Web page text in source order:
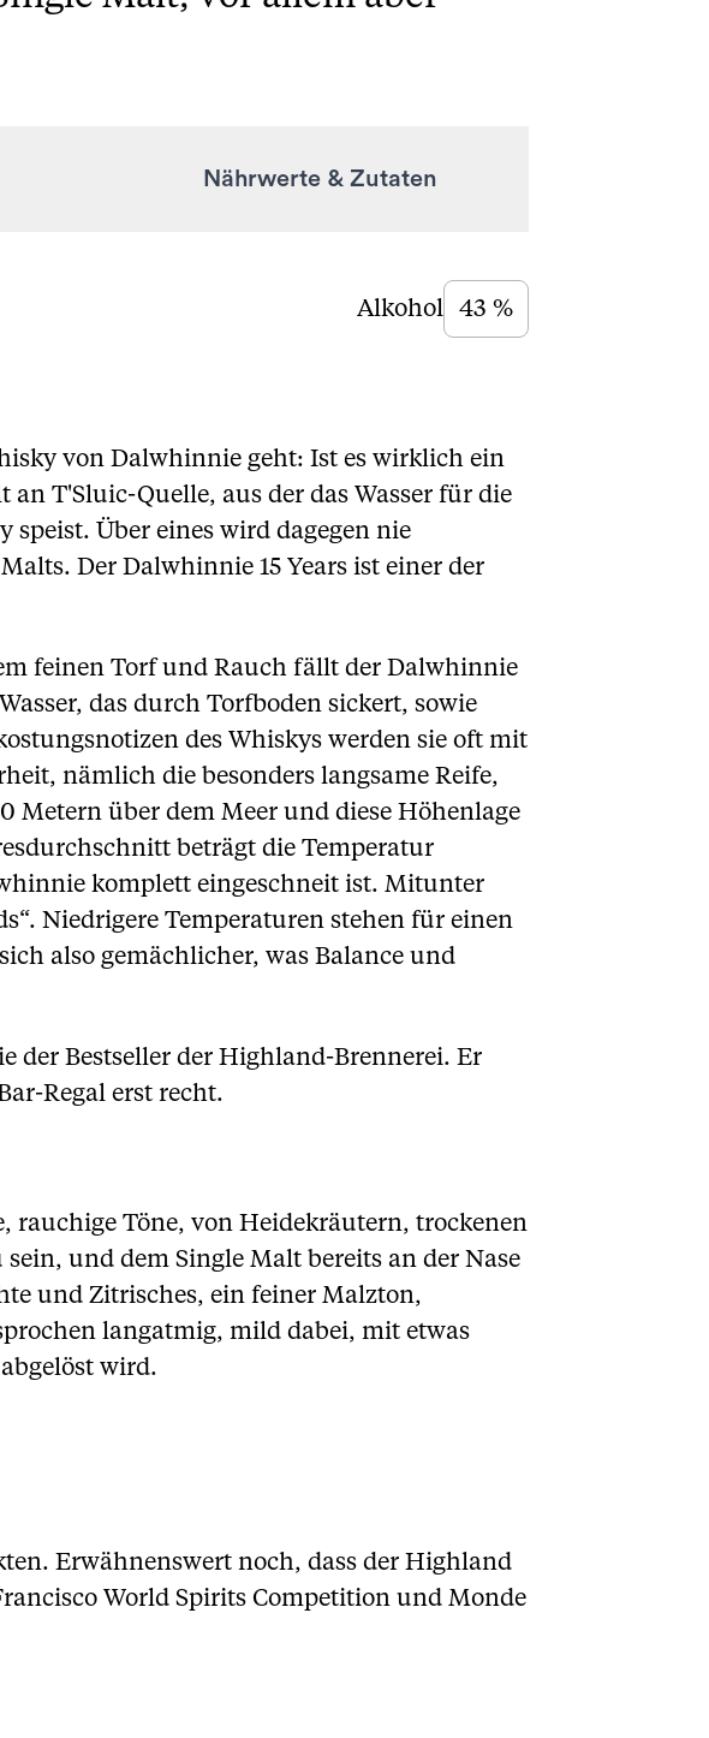
Nährwerte & Zutaten
Alkohol 43 %
von Dalwhinnie geht: Ist es wirklich ein
T'Sluic-Quelle, aus der das Wasser für die
Über eines wird dagegen nie
Der Dalwhinnie 15 Years ist einer der
feinen Torf und Rauch fällt der Dalwhinnie
das durch Torfboden sickert, sowie
des Whiskys werden sie oft mit
nämlich die besonders langsame Reife,
Metern über dem Meer und diese Höhenlage
beträgt die Temperatur
komplett eingeschneit ist. Mitunter
Niedrigere Temperaturen stehen für einen
also gemächlicher, was Balance und
der Bestseller der Highland-Brennerei. Er
Regal erst recht.
rauchige Töne, von Heidekräutern, trockenen
und dem Single Malt bereits an der Nase
und Zitrisches, ein feiner Malzton,
langatmig, mild dabei, mit etwas
wird.
Erwähnenswert noch, dass der Highland
World Spirits Competition und Monde